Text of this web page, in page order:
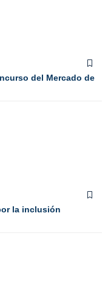
del Mercado de
la inclusión